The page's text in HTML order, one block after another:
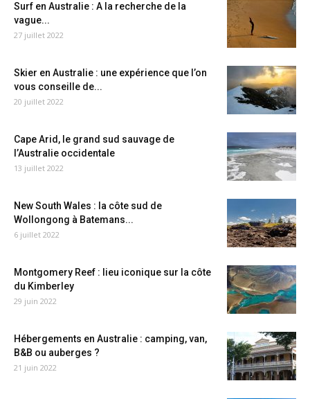
Surf en Australie : A la recherche de la
vague...
27 juillet 2022
Skier en Australie : une expérience que l’on
vous conseille de...
20 juillet 2022
Cape Arid, le grand sud sauvage de
l’Australie occidentale
13 juillet 2022
New South Wales : la côte sud de
Wollongong à Batemans...
6 juillet 2022
Montgomery Reef : lieu iconique sur la côte
du Kimberley
29 juin 2022
Hébergements en Australie : camping, van,
B&B ou auberges ?
21 juin 2022